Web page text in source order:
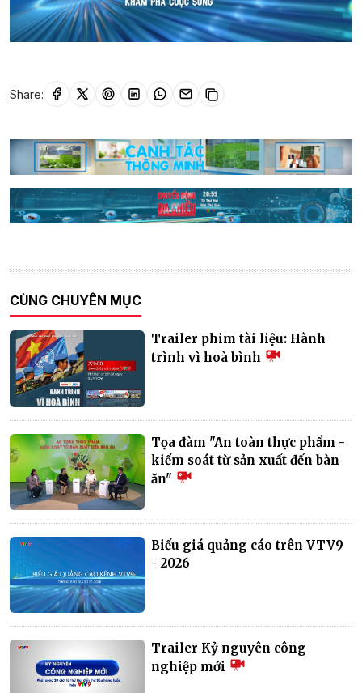
Share:
CÙNG CHUYÊN MỤC
Trailer phim tài liệu: Hành
trình vì hoà bình
Tọa đàm "An toàn thực phẩm -
kiểm soát từ sản xuất đến bàn
ăn"
Biểu giá quảng cáo trên VTV9
- 2026
Trailer Kỷ nguyên công
nghiệp mới